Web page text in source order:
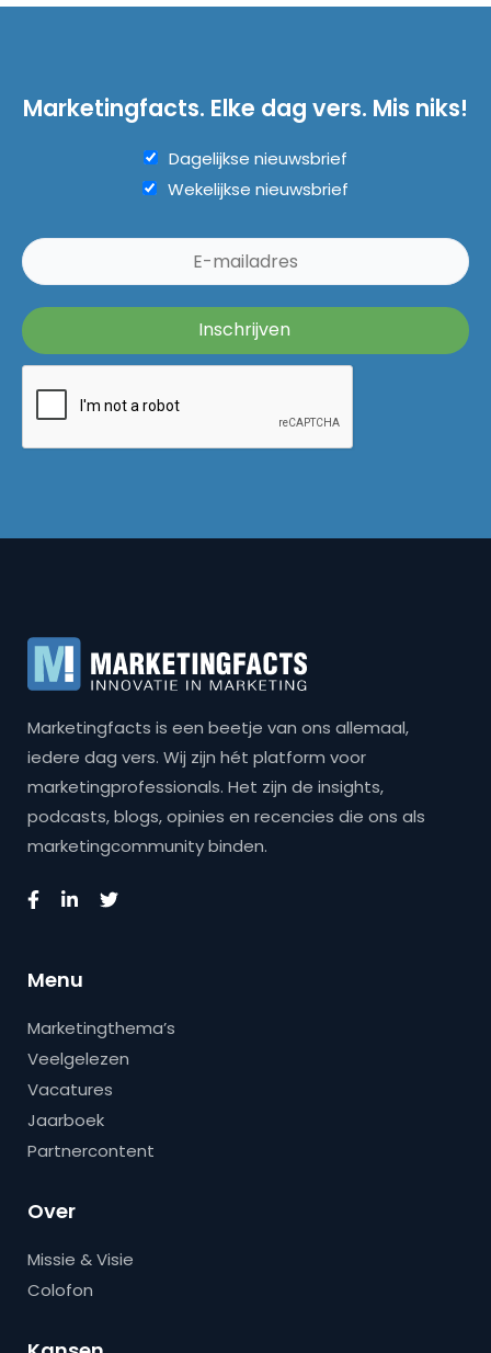
Marketingfacts. Elke dag vers. Mis niks!
Dagelijkse nieuwsbrief
Wekelijkse nieuwsbrief
Marketingfacts is een beetje van ons allemaal,
iedere dag vers. Wij zijn hét platform voor
marketingprofessionals. Het zijn de insights,
podcasts, blogs, opinies en recencies die ons als
marketingcommunity binden.
Menu
Marketingthema’s
Veelgelezen
Vacatures
Jaarboek
Partnercontent
Over
Missie & Visie
Colofon